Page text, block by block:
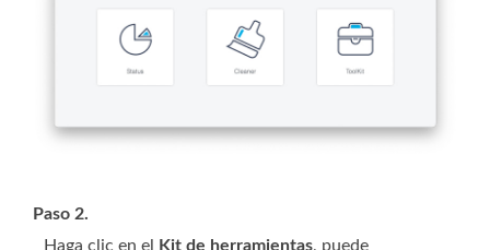
Paso 2.
Haga clic en el
Kit de herramientas, puede